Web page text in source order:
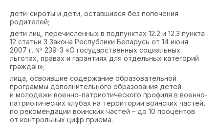
дети-сироты и дети, оставшиеся без попечения
родителей;
дети лиц, перечисленных в подпунктах 12.2 и 12.3 пункта
12 статьи 3 Закона Республики Беларусь от 14 июня
2007 г. № 239-З «О государственных социальных
льготах, правах и гарантиях для отдельных категорий
граждан»;
лица, освоившие содержание образовательной
программы дополнительного образования детей
и молодежи военно-патриотического профиля в военно-
патриотических клубах на территории воинских частей,
по рекомендации воинских частей – до 10 процентов
от контрольных цифр приема.